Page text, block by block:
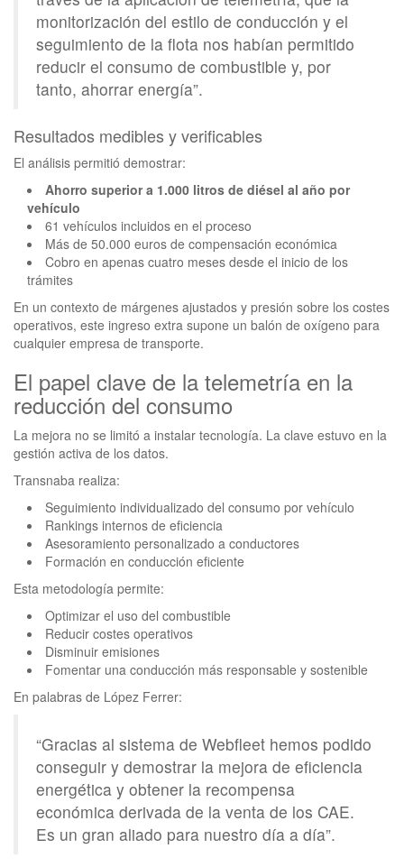
monitorización del estilo de conducción y el
seguimiento de la flota nos habían permitido
reducir el consumo de combustible y, por
tanto, ahorrar energía”.
Resultados medibles y verificables
El análisis permitió demostrar:
Ahorro superior a 1.000 litros de diésel al año por
vehículo
61 vehículos incluidos en el proceso
Más de 50.000 euros de compensación económica
Cobro en apenas cuatro meses desde el inicio de los
trámites
En un contexto de márgenes ajustados y presión sobre los costes
operativos, este ingreso extra supone un balón de oxígeno para
cualquier empresa de transporte.
El papel clave de la telemetría en la
reducción del consumo
La mejora no se limitó a instalar tecnología. La clave estuvo en la
gestión activa de los datos.
Transnaba realiza:
Seguimiento individualizado del consumo por vehículo
Rankings internos de eficiencia
Asesoramiento personalizado a conductores
Formación en conducción eficiente
Esta metodología permite:
Optimizar el uso del combustible
Reducir costes operativos
Disminuir emisiones
Fomentar una conducción más responsable y sostenible
En palabras de López Ferrer:
“Gracias al sistema de Webfleet hemos podido
conseguir y demostrar la mejora de eficiencia
energética y obtener la recompensa
económica derivada de la venta de los CAE.
Es un gran aliado para nuestro día a día”.